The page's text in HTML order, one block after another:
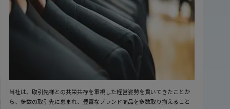
当社は、取引先様との共栄共存を重視した経営姿勢を貫いてきたことか
ら、多数の取引先に恵まれ、豊富なブランド商品を多数取り揃えること